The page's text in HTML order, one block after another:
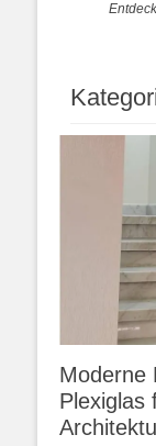
Moderne
Plexiglas